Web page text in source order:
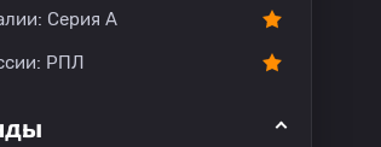
Серия А
РПЛ